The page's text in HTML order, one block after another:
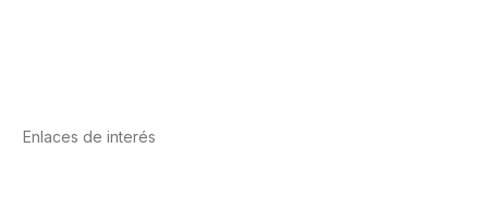
Enlaces de interés